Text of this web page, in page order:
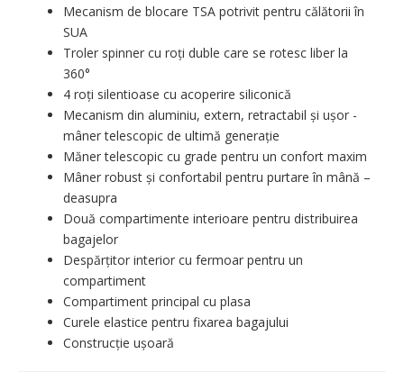
Mecanism de blocare TSA potrivit pentru călătorii în
SUA
Troler spinner cu roți duble care se rotesc liber la
360°
4 roți silentioase cu acoperire siliconică
Mecanism din aluminiu, extern, retractabil și ușor -
mâner telescopic de ultimă generație
Măner telescopic cu grade pentru un confort maxim
Mâner robust și confortabil pentru purtare în mână –
deasupra
Două compartimente interioare pentru distribuirea
bagajelor
Despărțitor interior cu fermoar pentru un
compartiment
Compartiment principal cu plasa
Curele elastice pentru fixarea bagajului
Construcție ușoară